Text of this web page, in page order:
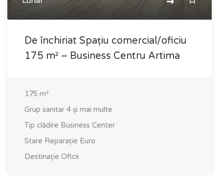
De închiriat Spațiu comercial/oficiu
175 m² – Business Centru Artima
175 m²
Grup sanitar 4 și mai multe
Tip clădire Business Center
Stare Reparație Euro
Destinație Oficii